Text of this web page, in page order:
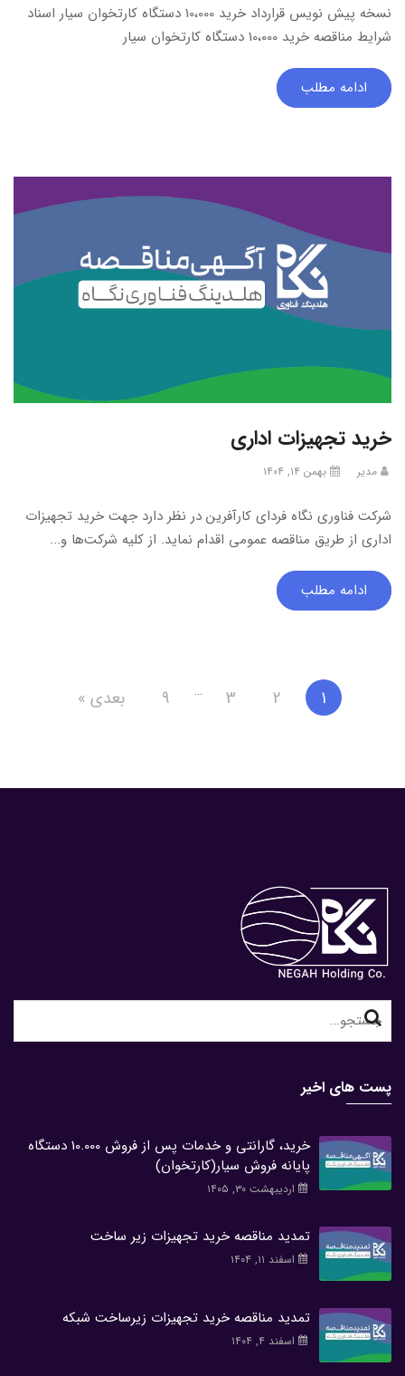
نسخه پیش نویس قرارداد خرید 10،000 دستگاه کارتخوان سیار اسناد
شرایط مناقصه خرید 10،000 دستگاه کارتخوان سیار
ادامه مطلب
خرید تجهیزات اداری
مدیر بهمن ۱۴, ۱۴۰۴
شرکت فناوری نگاه فردای کارآفرین در نظر دارد جهت خرید تجهیزات
اداری از طریق مناقصه عمومی اقدام نماید. از کلیه شرکت‌ها و...
ادامه مطلب
1
2
3
…
9 بعدی »
Search
پست های اخیر
خرید، گارانتی و خدمات پس از فروش 10.000 دستگاه
پایانه فروش سیار(کارتخوان)
اردیبهشت ۳۰, ۱۴۰۵
تمدید مناقصه خرید تجهیزات زیر ساخت
اسفند ۱۱, ۱۴۰۴
تمدید مناقصه خرید تجهیزات زیرساخت شبکه
اسفند ۴, ۱۴۰۴